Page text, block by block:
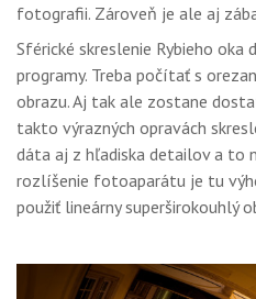
fotografii. Zároveň je ale aj
Sférické skreslenie Rybieho
programy. Treba počítať s
obrazu. Aj tak ale zostane
takto výrazných opravách
dáta aj z hľadiska detailov a to
rozlíšenie fotoaparátu je tu
použiť lineárny superširokouhlý